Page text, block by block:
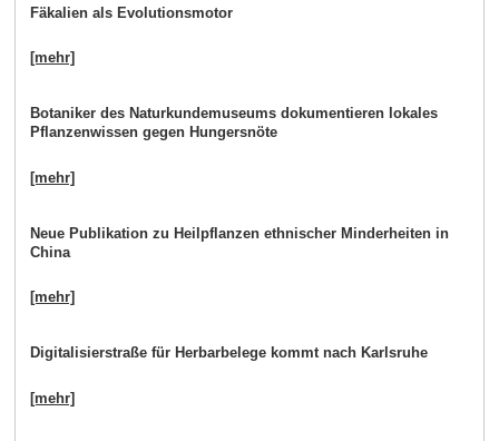
Fäkalien als Evolutionsmotor
[mehr]
Botaniker des Naturkundemuseums dokumentieren lokales
Pflanzenwissen gegen Hungersnöte
[mehr]
Neue Publikation zu Heilpflanzen ethnischer Minderheiten in
China
[mehr]
Digitalisierstraße für Herbarbelege kommt nach Karlsruhe
[mehr]